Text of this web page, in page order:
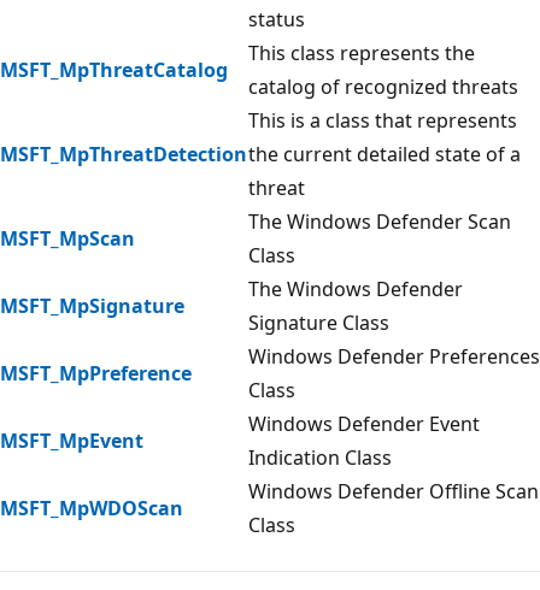
status
MSFT_MpThreatCatalog
This class represents the
catalog of recognized threats
MSFT_MpThreatDetection
This is a class that represents
the current detailed state of a
threat
MSFT_MpScan
The Windows Defender Scan
Class
MSFT_MpSignature
The Windows Defender
Signature Class
MSFT_MpPreference
Windows Defender Preferences
Class
MSFT_MpEvent
Windows Defender Event
Indication Class
MSFT_MpWDOScan
Windows Defender Offline Scan
Class